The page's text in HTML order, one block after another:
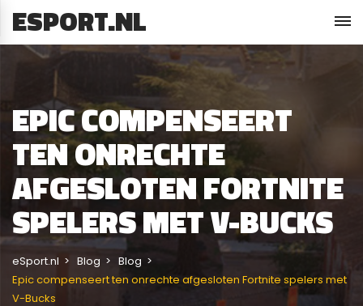
ESPORT.NL
EPIC COMPENSEERT
TEN ONRECHTE
AFGESLOTEN FORTNITE
SPELERS MET V-BUCKS
eSport.nl Blog
Blog
Epic compenseert ten onrechte afgesloten Fortnite spelers met
V-Bucks